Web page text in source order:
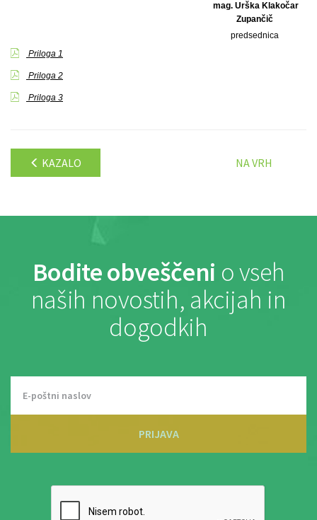
mag. Urška Klakočar
Zupančič
predsednica
Priloga 1
Priloga 2
Priloga 3
KAZALO NA VRH
Bodite obveščeni o vseh
naših novostih, akcijah in
dogodkih
PRIJAVA